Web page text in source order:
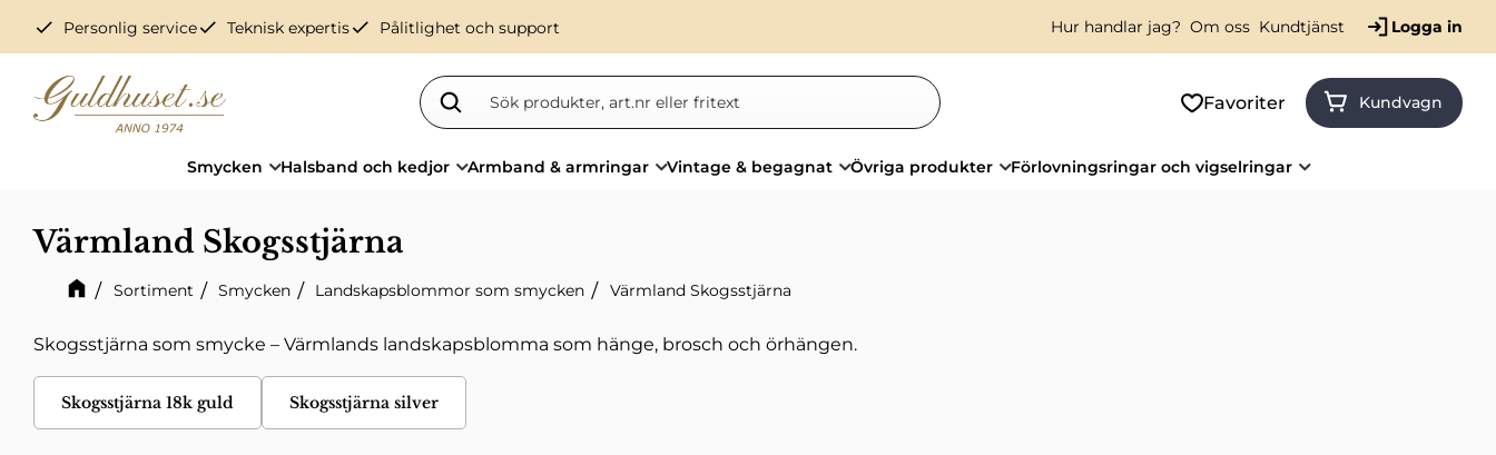
check Personlig servicecheck Teknisk expertischeck Pålitlighet och support Hur handlar jag? Om oss Kundtjänst Logga in
Favoriter Kundvagn
Smycken Halsband och kedjor Armband & armringar Vintage & begagnat Övriga produkter Förlovningsringar och vigselringar
Värmland Skogsstjärna
Sortiment Smycken Landskapsblommor som smycken Värmland Skogsstjärna
Skogsstjärna som smycke – Värmlands landskapsblomma som hänge, brosch och örhängen.
Skogsstjärna 18k guld Skogsstjärna silver